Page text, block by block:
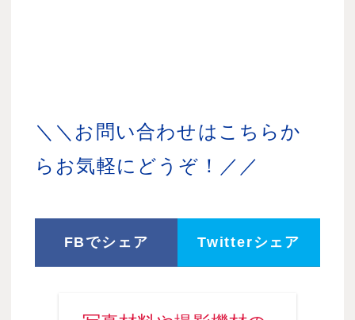
＼＼お問い合わせはこちらか
らお気軽にどうぞ！／／
FBでシェア Twitterシェア